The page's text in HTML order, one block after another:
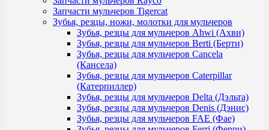
Запчасти мульчеров Tigercat
Зубья, резцы, ножи, молотки для мульчеров
Зубья, резцы для мульчеров Ahwi (Ахви)
Зубья, резцы для мульчеров Berti (Берти)
Зубья, резцы для мульчеров Cancela
(Кансела)
Зубья, резцы для мульчеров Caterpillar
(Катерпиллер)
Зубья, резцы для мульчеров Delta (Дэльта)
Зубья, резцы для мульчеров Denis (Дэнис)
Зубья, резцы для мульчеров FAE (Фае)